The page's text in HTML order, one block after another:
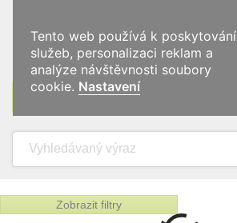
KATEGORIE
Zobrazit filtry
Tento web používá k poskytování
služeb, personalizaci reklam a
analýze návštěvnosti soubory
cookie. Nastavení